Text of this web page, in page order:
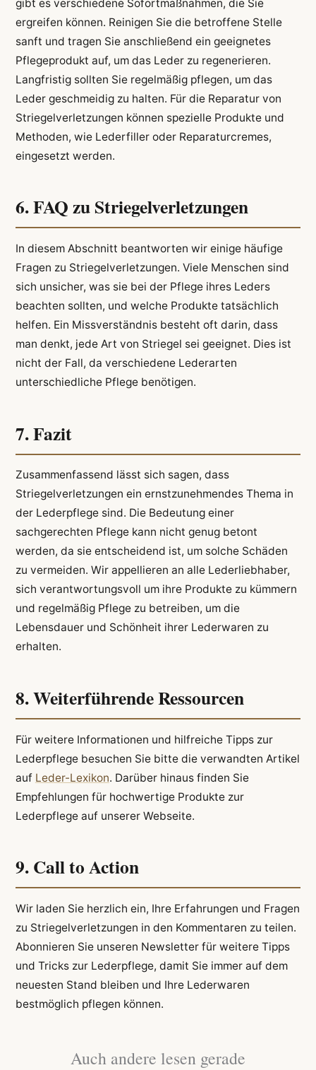
gibt es verschiedene Sofortmaßnahmen, die Sie
ergreifen können. Reinigen Sie die betroffene Stelle
sanft und tragen Sie anschließend ein geeignetes
Pflegeprodukt auf, um das Leder zu regenerieren.
Langfristig sollten Sie regelmäßig pflegen, um das
Leder geschmeidig zu halten. Für die Reparatur von
Striegelverletzungen können spezielle Produkte und
Methoden, wie Lederfiller oder Reparaturcremes,
eingesetzt werden.
6. FAQ zu Striegelverletzungen
In diesem Abschnitt beantworten wir einige häufige
Fragen zu Striegelverletzungen. Viele Menschen sind
sich unsicher, was sie bei der Pflege ihres Leders
beachten sollten, und welche Produkte tatsächlich
helfen. Ein Missverständnis besteht oft darin, dass
man denkt, jede Art von Striegel sei geeignet. Dies ist
nicht der Fall, da verschiedene Lederarten
unterschiedliche Pflege benötigen.
7. Fazit
Zusammenfassend lässt sich sagen, dass
Striegelverletzungen ein ernstzunehmendes Thema in
der Lederpflege sind. Die Bedeutung einer
sachgerechten Pflege kann nicht genug betont
werden, da sie entscheidend ist, um solche Schäden
zu vermeiden. Wir appellieren an alle Lederliebhaber,
sich verantwortungsvoll um ihre Produkte zu kümmern
und regelmäßig Pflege zu betreiben, um die
Lebensdauer und Schönheit ihrer Lederwaren zu
erhalten.
8. Weiterführende Ressourcen
Für weitere Informationen und hilfreiche Tipps zur
Lederpflege besuchen Sie bitte die verwandten Artikel
auf Leder-Lexikon. Darüber hinaus finden Sie
Empfehlungen für hochwertige Produkte zur
Lederpflege auf unserer Webseite.
9. Call to Action
Wir laden Sie herzlich ein, Ihre Erfahrungen und Fragen
zu Striegelverletzungen in den Kommentaren zu teilen.
Abonnieren Sie unseren Newsletter für weitere Tipps
und Tricks zur Lederpflege, damit Sie immer auf dem
neuesten Stand bleiben und Ihre Lederwaren
bestmöglich pflegen können.
Auch andere lesen gerade